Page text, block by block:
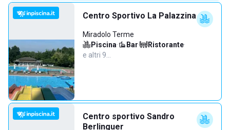
Centro Sportivo La Palazzina
Miradolo Terme
Piscina· Bar· Ristorante·
e altri 9…
Centro sportivo Sandro
Berlinguer